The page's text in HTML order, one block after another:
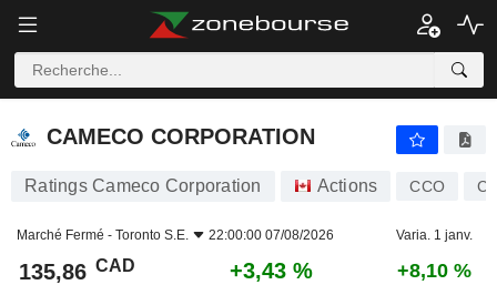
CAMECO CORPORATION
CAMECO CORPORATION
Ratings Cameco Corporation Actions CCO
Marché Fermé - Toronto S.E. 22:00:00 07/08/2026 Varia. 1 janv.
135,86 CAD +3,43 % +8,10 %